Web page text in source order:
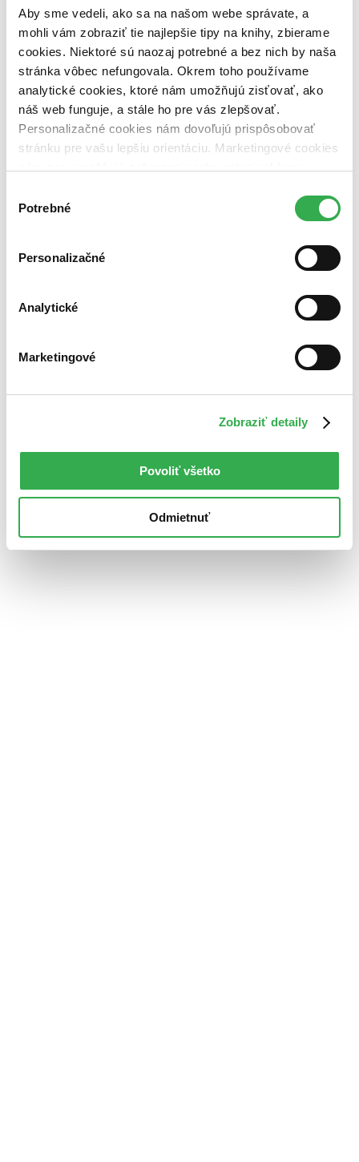
Aby sme vedeli, ako sa na našom webe správate, a
mohli vám zobraziť tie najlepšie tipy na knihy, zbierame
cookies. Niektoré sú naozaj potrebné a bez nich by naša
stránka vôbec nefungovala. Okrem toho používame
analytické cookies, ktoré nám umožňujú zisťovať, ako
náš web funguje, a stále ho pre vás zlepšovať.
Personalizačné cookies nám dovoľujú prispôsobovať
stránku pre vašu lepšiu orientáciu. Marketingové cookies
nám pomohlo, keby sme mohli používať všetky tieto
súhlasu
Potrebné
Personalizačné
Analytické
Marketingové
Zobraziť detaily
Povoliť všetko
Odmietnuť